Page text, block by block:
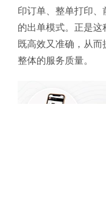
印订单、整单打印、
的出单模式。 正是这
既高效又准确，从
整体的服务质量。